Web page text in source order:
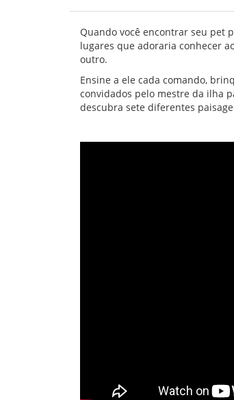
Quando você encontrar seu pet
lugares que adoraria conhecer
outro.
Ensine a ele cada comando,
convidados pelo mestre da ilha
descubra sete diferentes